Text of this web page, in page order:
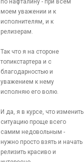
моем уважении и к
исполнителям, и к
релизерам.
Так что я на стороне
топикстартера и с
благодарностью и
уважением к нему
исполняю его волю.
И да, я в курсе, что изменить
ситуацию проще всего
самим недовольным -
нужно просто взять и начать
релизить красиво и